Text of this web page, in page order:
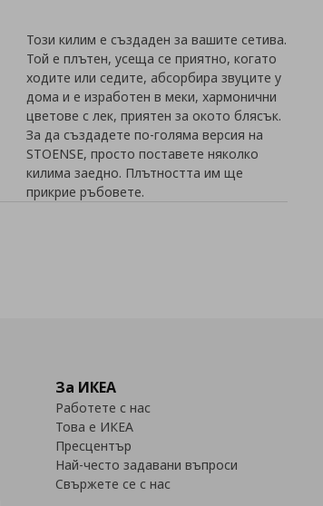
Този килим е създаден за вашите сетива.
Той е плътен, усеща се приятно, когато
ходите или седите, абсорбира звуците у
дома и е изработен в меки, хармонични
цветове с лек, приятен за окото блясък.
За да създадете по-голяма версия на
STOENSE, просто поставете няколко
килима заедно. Плътността им ще
прикрие ръбовете.
За ИКЕА
Работете с нас
Това е ИКЕА
Пресцентър
Най-често задавани въпроси
Свържете се с нас